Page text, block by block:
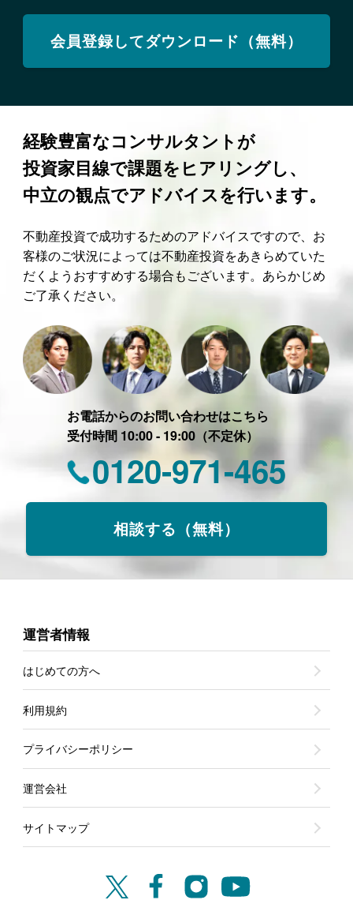
会員登録してダウンロード（無料）
経験豊富なコンサルタントが
投資家目線で課題をヒアリングし、
中立の観点でアドバイスを行います。
不動産投資で成功するためのアドバイスですので、お
客様のご状況によっては不動産投資をあきらめていた
だくようおすすめする場合もございます。あらかじめ
ご了承ください。
お電話からのお問い合わせはこちら
受付時間 10:00 - 19:00（不定休）
0120-971-465
相談する（無料）
運営者情報
はじめての方へ
利用規約
プライバシーポリシー
運営会社
サイトマップ